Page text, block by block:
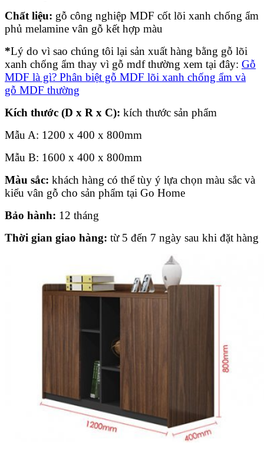
Chất liệu: gỗ công nghiệp MDF cốt lõi xanh chống ẩm
phủ melamine vân gỗ kết hợp màu
*Lý do vì sao chúng tôi lại sản xuất hàng bằng gỗ lõi
xanh chống ẩm thay vì gỗ mdf thường xem tại đây: Gỗ
MDF là gì? Phân biệt gỗ MDF lõi xanh chống ẩm và
gỗ MDF thường
Kích thước (D x R x C): kích thước sản phẩm
Mẫu A: 1200 x 400 x 800mm
Mẫu B: 1600 x 400 x 800mm
Màu sắc: khách hàng có thể tùy ý lựa chọn màu sắc và
kiểu vân gỗ cho sản phẩm tại Go Home
Bảo hành: 12 tháng
Thời gian giao hàng: từ 5 đến 7 ngày sau khi đặt hàng